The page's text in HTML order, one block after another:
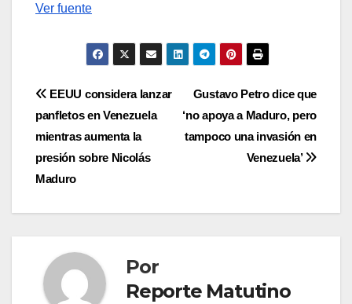
Ver fuente
Navegación
de
entradas
Gustavo Petro dice que
‘no apoya a Maduro, pero
tampoco una invasión en
Venezuela’
EEUU considera lanzar
panfletos en Venezuela
mientras aumenta la
presión sobre Nicolás
Maduro
Por
Reporte Matutino